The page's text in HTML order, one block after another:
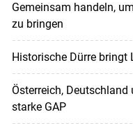
Gemeinsam handeln,
zu bringen
Historische Dürre
Österreich,
starke GAP